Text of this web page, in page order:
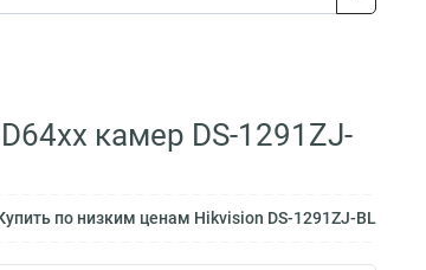
камер DS-1291ZJ-
по низким ценам Hikvision DS-1291ZJ-BL